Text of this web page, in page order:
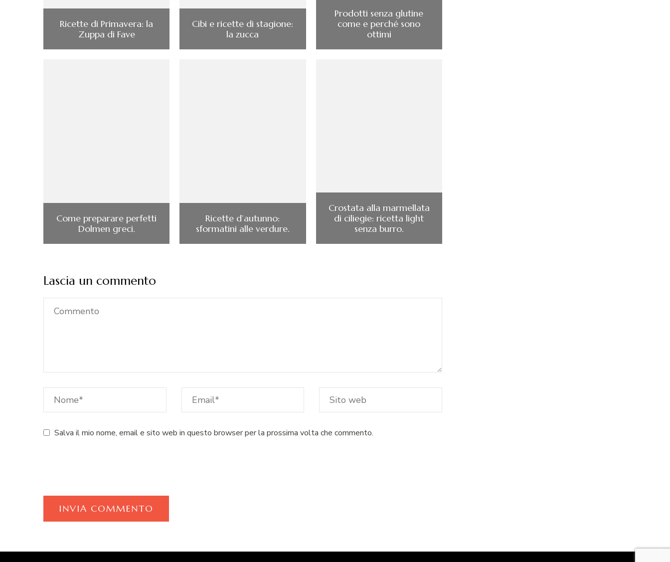
Ricette di Primavera: la
Zuppa di Fave
Cibi e ricette di stagione:
la zucca
Prodotti senza glutine
come e perché sono
ottimi
Come preparare perfetti
Dolmen greci.
Ricette d’autunno:
sformatini alle verdure.
Crostata alla marmellata
di ciliegie: ricetta light
senza burro.
Lascia un commento
Salva il mio nome, email e sito web in questo browser per la prossima volta che commento.